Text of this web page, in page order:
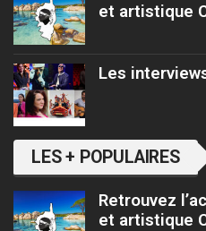
et artistique
Les
LES + POPULAIRES
Retrouvez
et artistique